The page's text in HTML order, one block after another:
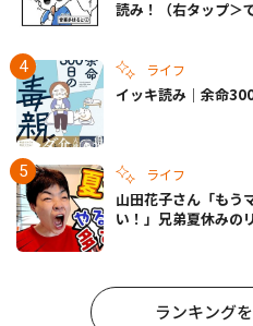
読み！（右タップ＞
ライフ
イッキ読み｜余命
ライフ
山田花子さん「もう
い！」兄弟夏休みの
ランキング